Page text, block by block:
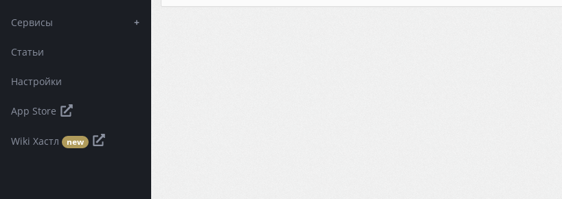
Сервисы +
Статьи
Настройки
App Store
Wiki Хастл new